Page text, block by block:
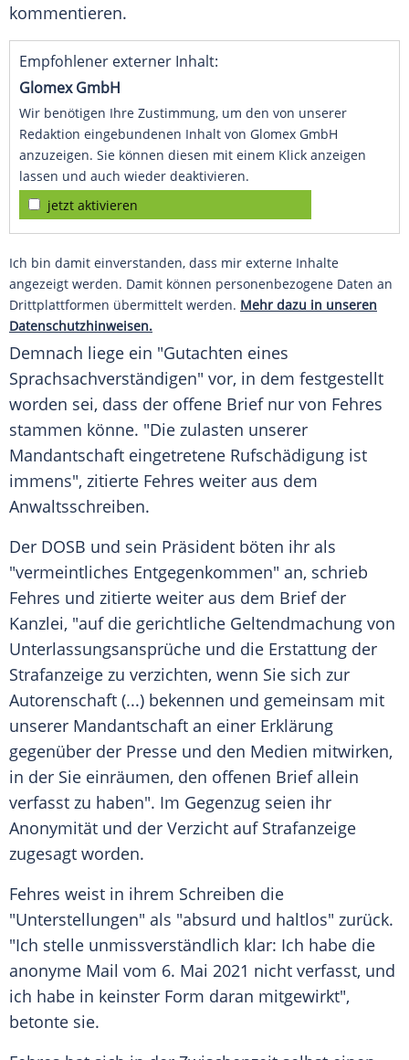
kommentieren.
Empfohlener externer Inhalt:
Glomex GmbH
Wir benötigen Ihre Zustimmung, um den von unserer
Redaktion eingebundenen Inhalt von Glomex GmbH
anzuzeigen. Sie können diesen mit einem Klick anzeigen
lassen und auch wieder deaktivieren.
jetzt aktivieren
Ich bin damit einverstanden, dass mir externe Inhalte
angezeigt werden. Damit können personenbezogene Daten an
Drittplattformen übermittelt werden. Mehr dazu in unseren
Datenschutzhinweisen.
Demnach liege ein "Gutachten eines
Sprachsachverständigen" vor, in dem festgestellt
worden sei, dass der offene Brief nur von Fehres
stammen könne. "Die zulasten unserer
Mandantschaft eingetretene Rufschädigung ist
immens", zitierte Fehres weiter aus dem
Anwaltsschreiben.
Der DOSB und sein Präsident böten ihr als
"vermeintliches Entgegenkommen" an, schrieb
Fehres und zitierte weiter aus dem Brief der
Kanzlei, "auf die gerichtliche Geltendmachung von
Unterlassungsansprüche und die Erstattung der
Strafanzeige zu verzichten, wenn Sie sich zur
Autorenschaft (...) bekennen und gemeinsam mit
unserer Mandantschaft an einer Erklärung
gegenüber der Presse und den Medien mitwirken,
in der Sie einräumen, den offenen Brief allein
verfasst zu haben". Im Gegenzug seien ihr
Anonymität und der Verzicht auf Strafanzeige
zugesagt worden.
Fehres weist in ihrem Schreiben die
"Unterstellungen" als "absurd und haltlos" zurück.
"Ich stelle unmissverständlich klar: Ich habe die
anonyme Mail vom 6. Mai 2021 nicht verfasst, und
ich habe in keinster Form daran mitgewirkt",
betonte sie.